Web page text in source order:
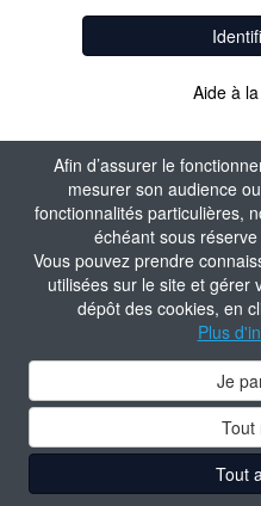
Afin d’assurer le
mesurer son audience
fonctionnalités particulières,
échéant sous
Vous pouvez prendre
utilisées sur le site et gérer
dépôt des cookies, en
Plus
Je
Tout
Tout
Aide à